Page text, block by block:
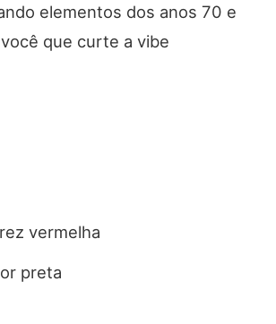
elementos dos anos 70 e
que curte a vibe
vermelha
preta